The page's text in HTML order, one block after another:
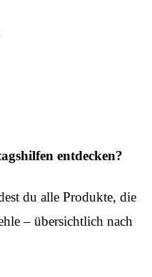
entdecken?
du alle Produkte, die
– übersichtlich nach